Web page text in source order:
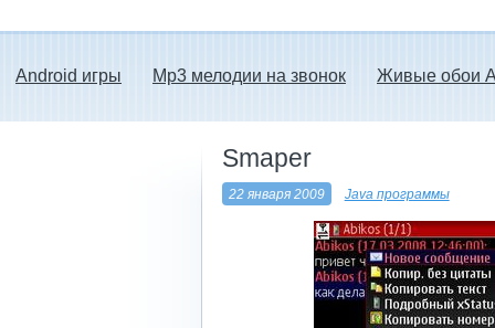
Android игры Mp3 мелодии на звонок Живые обои
Smaper
22 января 2009 Java программы